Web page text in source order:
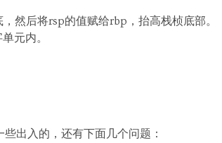
然后将rsp的值赋给rbp，抬高栈桢底部。
元内。
出入的，还有下面几个问题：